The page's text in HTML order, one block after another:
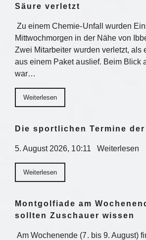
Säure verletzt
Zu einem Chemie-Unfall wurden
Mittwochmorgen in der Nähe von
Zwei Mitarbeiter wurden verletzt, als
aus einem Paket auslief. Beim Blick
war…
Weiterlesen
Die sportlichen Termine der
5. August 2026, 10:11 Weiterlesen
Weiterlesen
Montgolfiade am
sollten Zuschauer wissen
Am Wochenende (7. bis 9. August)